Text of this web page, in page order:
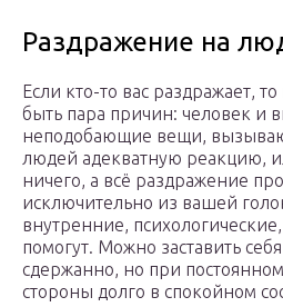
Раздражение на
Если кто-то вас раздражает,
быть пара причин: человек и
неподобающие вещи,
людей адекватную реакцию,
ничего, а всё раздражение
исключительно из вашей
внутренние,
помогут. Можно заставить
сдержанно, но при
стороны долго в спокойном